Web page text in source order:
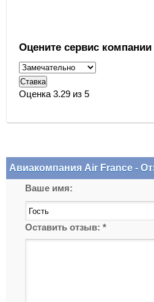
Оцените сервис компании
Оценка 3.29 из 5
Авиакомпания Air France -
Ваше имя:
Оставить отзыв: *